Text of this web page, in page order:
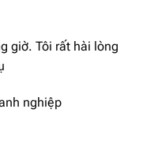
giờ. Tôi rất hài lòng
nghiệp